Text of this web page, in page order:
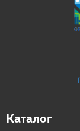
Каталог